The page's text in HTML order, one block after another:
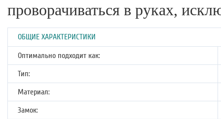
проворачиваться в руках,
ОБЩИЕ ХАРАКТЕРИСТИКИ
Оптимально подходит как:
Тип:
Материал:
Замок: